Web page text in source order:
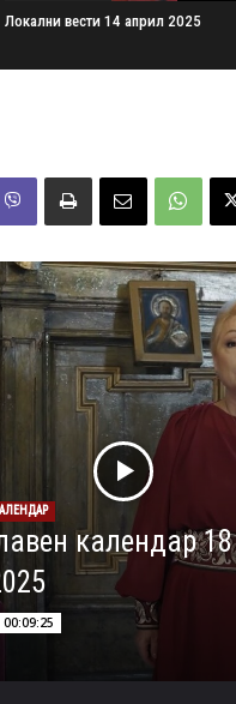
Локални вести 14 април 2025
календар 18
00:09:25